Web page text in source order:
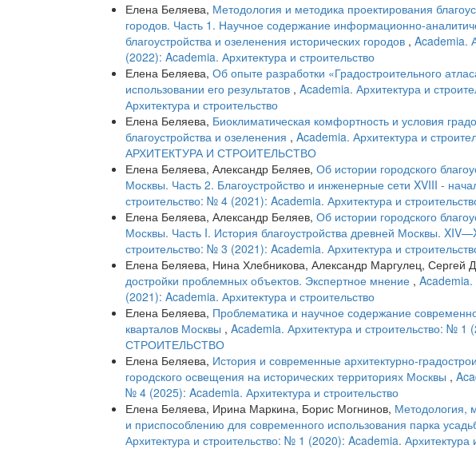
Елена Беляева, Методология и методика проектирования
городов. Часть 1. Научное содержание информационно-
благоустройства и озеленения исторических городов , Academia.
(2022): Academia. Архитектура и строительство
Елена Беляева, Об опыте разработки «Градостроительного
использовании его результатов , Academia. Архитектура и
Архитектура и строительство
Елена Беляева, Биоклиматическая комфортность и условия
благоустройства и озеленения , Academia. Архитектура и
АРХИТЕКТУРА И СТРОИТЕЛЬСТВО
Елена Беляева, Александр Беляев, Об истории городского
Москвы. Часть 2. Благоустройство и инженерные сети XVIII -
строительство: № 4 (2021): Academia. Архитектура и
Елена Беляева, Александр Беляев, Об истории городского
Москвы. Часть I. История благоустройства древней Москвы.
строительство: № 3 (2021): Academia. Архитектура и
Елена Беляева, Нина Хлебникова, Александр Маргулец, Сергей
достройки проблемных объектов. Экспертное мнение , Academia.
(2021): Academia. Архитектура и строительство
Елена Беляева, Проблематика и научное содержание
кварталов Москвы , Academia. Архитектура и строительство: №
СТРОИТЕЛЬСТВО
Елена Беляева, История и современные архитектурно-
городского освещения на исторических территориях Москвы ,
№ 4 (2025): Academia. Архитектура и строительство
Елена Беляева, Ирина Маркина, Борис Могнинов, Методология,
и приспособлению для современного использования парка
Архитектура и строительство: № 1 (2020): Academia. Архитектура